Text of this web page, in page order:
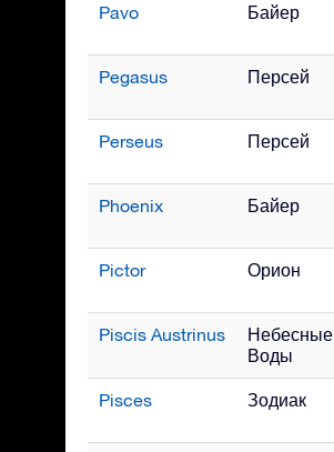
Pavo Байер
Pegasus Персей
Perseus Персей
Phoenix Байер
Pictor Орион
Piscis Austrinus
Небесные
Воды
Pisces Зодиак